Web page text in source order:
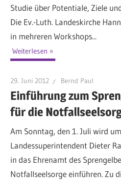
Studie über Potentiale, Ziele
Die Ev.-Luth. Landeskirche
in mehreren Workshops...
Weiterlesen
29. Juni 2012 Bernd Paul
Einführung zum
für die
Am Sonntag, den 1. Juli wird
Landessuperintendent Dieter
in das Ehrenamt des
Notfallseelsorge einführen. Zu